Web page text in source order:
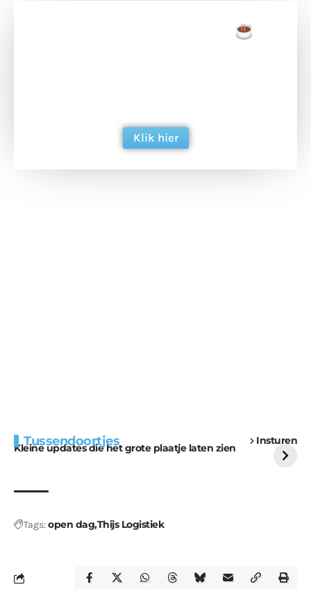
Klik hier
Tussendoortjes Insturen
Kleine updates die het grote plaatje laten zien
voor kabouters
uitdaging
Tags:open dagThijs Logistiek